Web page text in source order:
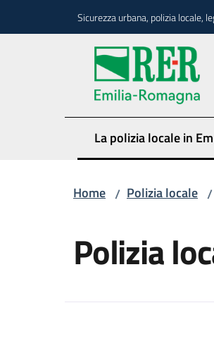
Sicurezza urbana, polizia locale,
La polizia locale in
Menu selezionato
Home / Polizia locale /
Polizia